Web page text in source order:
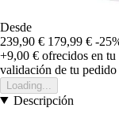
Desde
239,90 € 179,99 € -
+9,00 € ofrecidos en
validación de tu pedido
Loading...
Descripción